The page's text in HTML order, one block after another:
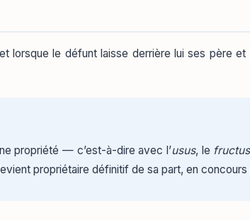
le défunt laisse derrière lui ses père et
propriété — c’est-à-dire avec l’usus, le fructus
propriétaire définitif de sa part, en